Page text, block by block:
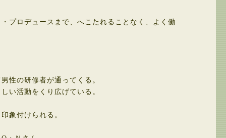
プロデュースまで、へこたれることなく、よく働
性の研修者が通ってくる。
い活動をくり広げている。
象付けられる。